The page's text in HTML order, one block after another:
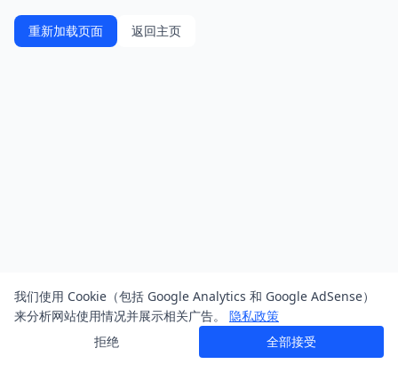
重新加载页面 返回主页
我们使用 Cookie（包括 Google Analytics 和 Google AdSense）
来分析网站使用情况并展示相关广告。
隐私政策
拒绝
全部接受